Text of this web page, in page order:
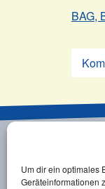
Um dir ein optimales
Geräteinformationen
BAG,